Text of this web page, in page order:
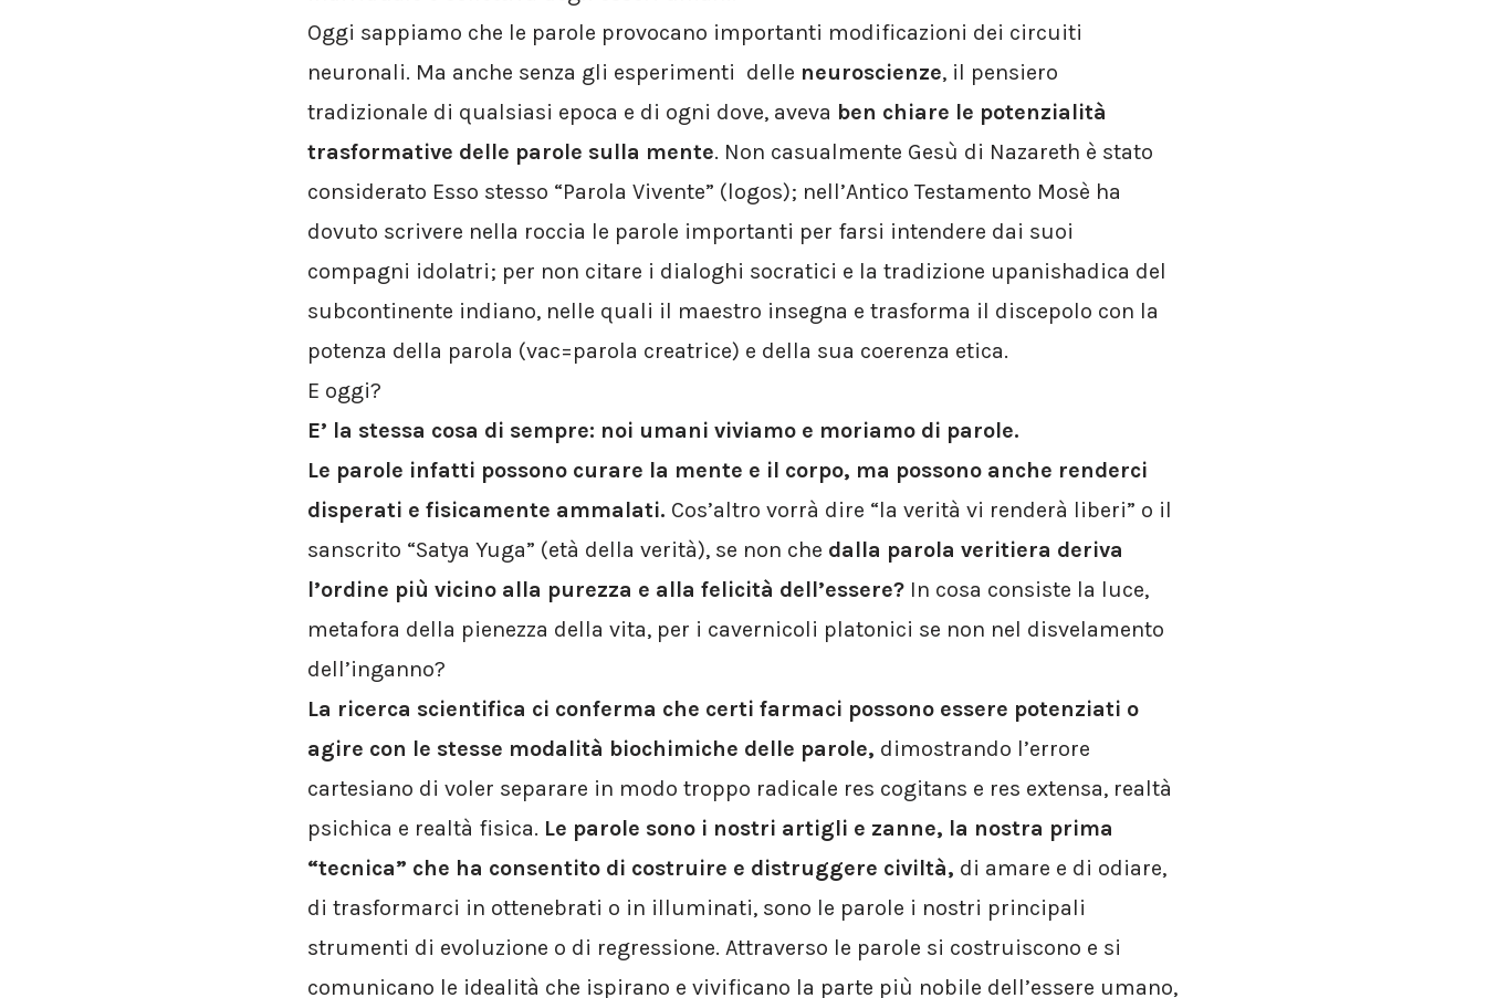
Oggi sappiamo che le parole provocano importanti modificazioni dei circuiti
neuronali. Ma anche senza gli esperimenti delle neuroscienze, il pensiero
tradizionale di qualsiasi epoca e di ogni dove, aveva ben chiare le potenzialità
trasformative delle parole sulla mente. Non casualmente Gesù di Nazareth è stato
considerato Esso stesso “Parola Vivente” (logos); nell’Antico Testamento Mosè ha
dovuto scrivere nella roccia le parole importanti per farsi intendere dai suoi
compagni idolatri; per non citare i dialoghi socratici e la tradizione upanishadica del
subcontinente indiano, nelle quali il maestro insegna e trasforma il discepolo con la
potenza della parola (vac=parola creatrice) e della sua coerenza etica.
E oggi?
E’ la stessa cosa di sempre: noi umani viviamo e moriamo di parole.
Le parole infatti possono curare la mente e il corpo, ma possono anche renderci
disperati e fisicamente ammalati. Cos’altro vorrà dire “la verità vi renderà liberi” o il
sanscrito “Satya Yuga” (età della verità), se non che dalla parola veritiera deriva
l’ordine più vicino alla purezza e alla felicità dell’essere?In cosa consiste la luce,
metafora della pienezza della vita, per i cavernicoli platonici se non nel disvelamento
dell’inganno?
La ricerca scientifica ci conferma che certi farmaci possono essere potenziati o
agire con le stesse modalità biochimiche delle parole, dimostrando l’errore
cartesiano di voler separare in modo troppo radicale res cogitans e res extensa, realtà
psichica e realtà fisica. Le parole sono i nostri artigli e zanne, la nostra prima
“tecnica” che ha consentito di costruire e distruggere civiltà, di amare e di odiare,
di trasformarci in ottenebrati o in illuminati, sono le parole i nostri principali
strumenti di evoluzione o di regressione. Attraverso le parole si costruiscono e si
comunicano le idealità che ispirano e vivificano la parte più nobile dell’essere umano,